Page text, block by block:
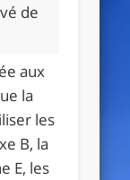
de
aux
la
les
B, la
E, les